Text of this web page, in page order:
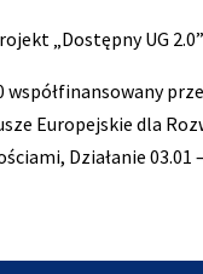
„Dostępny UG
współfinansowany
Europejskie dla
Działanie